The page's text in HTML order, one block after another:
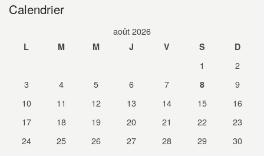
Calendrier
août 2026
L M M J V S D
1
2
3
4 5 6 7 8
9
10
11 12 13 14 15
16
17
18 19 20 21 22
23
24
25 26 27 28 29
30